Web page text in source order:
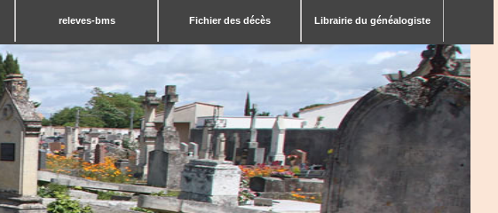
releves-bms Fichier des décès Librairie du généalogiste